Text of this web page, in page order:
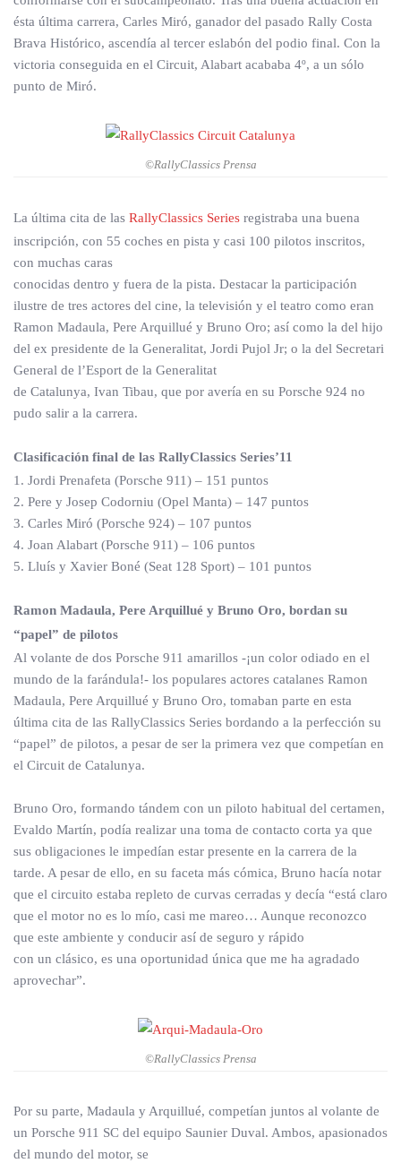
ésta última carrera, Carles Miró, ganador del pasado Rally Costa
Brava Histórico, ascendía al tercer eslabón del podio final. Con la
victoria conseguida en el Circuit, Alabart acababa 4º, a un sólo
punto de Miró.
©RallyClassics Prensa
La última cita de las RallyClassics Series registraba una buena
inscripción, con 55 coches en pista y casi 100 pilotos inscritos,
con muchas caras
conocidas dentro y fuera de la pista. Destacar la participación
ilustre de tres actores del cine, la televisión y el teatro como eran
Ramon Madaula, Pere Arquillué y Bruno Oro; así como la del hijo
del ex presidente de la Generalitat, Jordi Pujol Jr; o la del Secretari
General de l’Esport de la Generalitat
de Catalunya, Ivan Tibau, que por avería en su Porsche 924 no
pudo salir a la carrera.
Clasificación final de las RallyClassics Series’11
1. Jordi Prenafeta (Porsche 911) – 151 puntos
2. Pere y Josep Codorniu (Opel Manta) – 147 puntos
3. Carles Miró (Porsche 924) – 107 puntos
4. Joan Alabart (Porsche 911) – 106 puntos
5. Lluís y Xavier Boné (Seat 128 Sport) – 101 puntos
Ramon Madaula, Pere Arquillué y Bruno Oro, bordan su
“papel” de pilotos
Al volante de dos Porsche 911 amarillos -¡un color odiado en el
mundo de la farándula!- los populares actores catalanes Ramon
Madaula, Pere Arquillué y Bruno Oro, tomaban parte en esta
última cita de las RallyClassics Series bordando a la perfección su
“papel” de pilotos, a pesar de ser la primera vez que competían en
el Circuit de Catalunya.
Bruno Oro, formando tándem con un piloto habitual del certamen,
Evaldo Martín, podía realizar una toma de contacto corta ya que
sus obligaciones le impedían estar presente en la carrera de la
tarde. A pesar de ello, en su faceta más cómica, Bruno hacía notar
que el circuito estaba repleto de curvas cerradas y decía “está claro
que el motor no es lo mío, casi me mareo… Aunque reconozco
que este ambiente y conducir así de seguro y rápido
con un clásico, es una oportunidad única que me ha agradado
aprovechar”.
©RallyClassics Prensa
Por su parte, Madaula y Arquillué, competían juntos al volante de
un Porsche 911 SC del equipo Saunier Duval. Ambos, apasionados
del mundo del motor, se